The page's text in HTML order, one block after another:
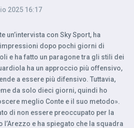
2025 16:17
un’intervista con Sky Sport, ha
dopo pochi giorni di
e ha fatto un paragone tra gli stili dei
ha un approccio più offensivo,
a essere più difensivo. Tuttavia,
da solo dieci giorni, quindi ho
meglio Conte e il suo metodo».
di non essere preoccupato per la
e ha spiegato che la squadra